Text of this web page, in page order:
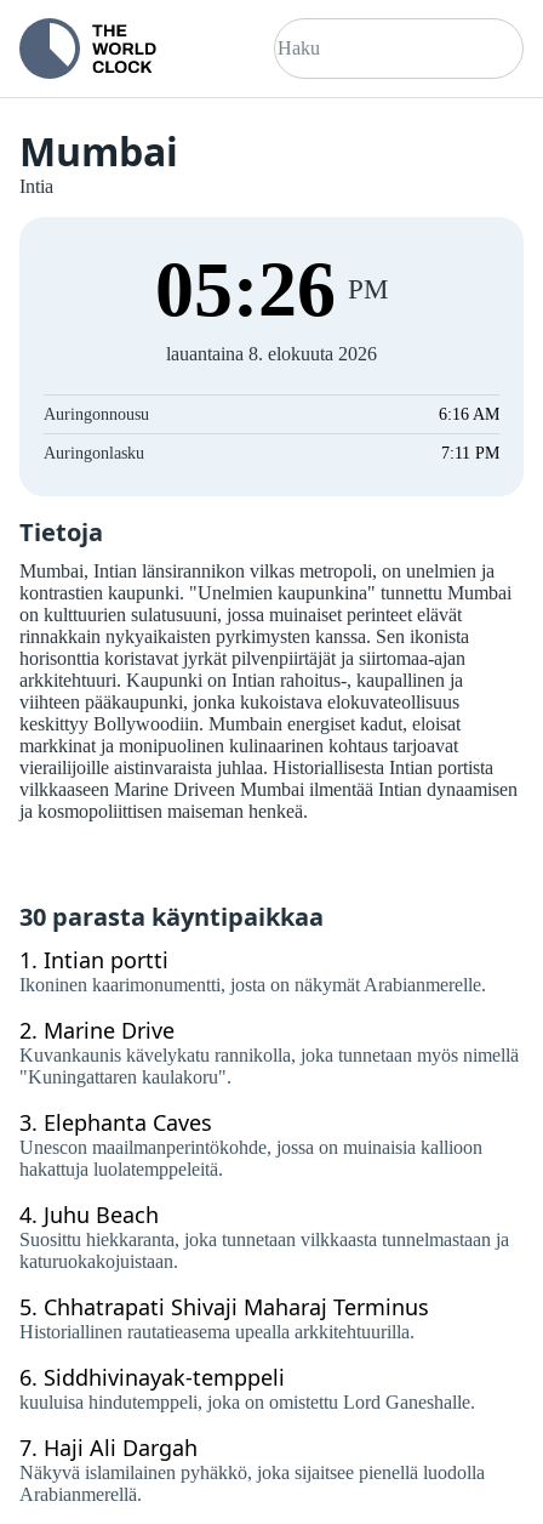
Mumbai
Intia
05:26 PM
lauantaina 8. elokuuta 2026
Auringonnousu 6:16 AM
Auringonlasku 7:11 PM
Tietoja
Mumbai, Intian länsirannikon vilkas metropoli, on unelmien ja
kontrastien kaupunki. "Unelmien kaupunkina" tunnettu Mumbai
on kulttuurien sulatusuuni, jossa muinaiset perinteet elävät
rinnakkain nykyaikaisten pyrkimysten kanssa. Sen ikonista
horisonttia koristavat jyrkät pilvenpiirtäjät ja siirtomaa-ajan
arkkitehtuuri. Kaupunki on Intian rahoitus-, kaupallinen ja
viihteen pääkaupunki, jonka kukoistava elokuvateollisuus
keskittyy Bollywoodiin. Mumbain energiset kadut, eloisat
markkinat ja monipuolinen kulinaarinen kohtaus tarjoavat
vierailijoille aistinvaraista juhlaa. Historiallisesta Intian portista
vilkkaaseen Marine Driveen Mumbai ilmentää Intian dynaamisen
ja kosmopoliittisen maiseman henkeä.
30 parasta käyntipaikkaa
1. Intian portti
Ikoninen kaarimonumentti, josta on näkymät Arabianmerelle.
2. Marine Drive
Kuvankaunis kävelykatu rannikolla, joka tunnetaan myös nimellä
"Kuningattaren kaulakoru".
3. Elephanta Caves
Unescon maailmanperintökohde, jossa on muinaisia ​​kallioon
hakattuja luolatemppeleitä.
4. Juhu Beach
Suosittu hiekkaranta, joka tunnetaan vilkkaasta tunnelmastaan ​​ja
katuruokakojuistaan.
5. Chhatrapati Shivaji Maharaj Terminus
Historiallinen rautatieasema upealla arkkitehtuurilla.
6. Siddhivinayak-temppeli
kuuluisa hindutemppeli, joka on omistettu Lord Ganeshalle.
7. Haji Ali Dargah
Näkyvä islamilainen pyhäkkö, joka sijaitsee pienellä luodolla
Arabianmerellä.